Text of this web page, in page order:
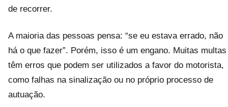
de recorrer.
A maioria das pessoas pensa: “se eu estava errado, não
há o que fazer”. Porém, isso é um engano. Muitas multas
têm erros que podem ser utilizados a favor do motorista,
como falhas na sinalização ou no próprio processo de
autuação.